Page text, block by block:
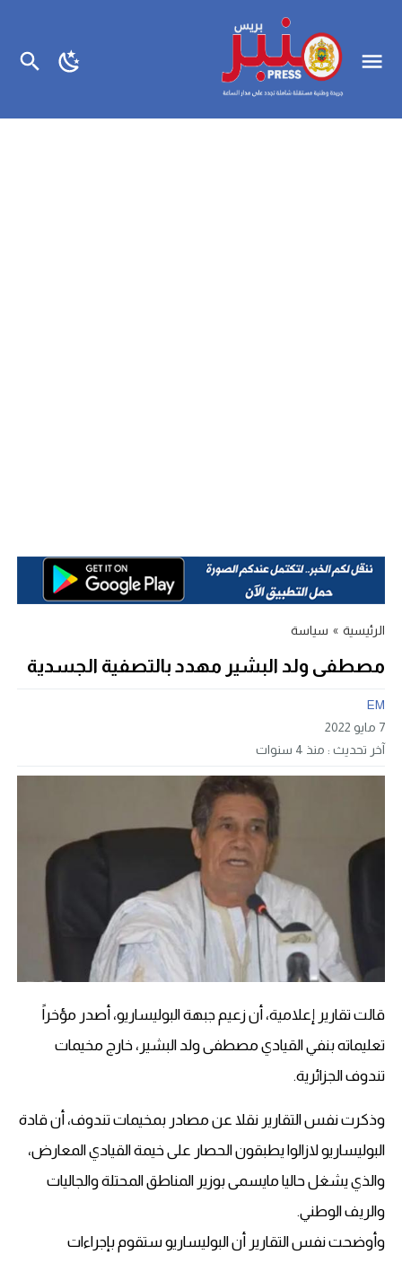
الرئيسية » سياسة
مصطفى ولد البشير مهدد بالتصفية الجسدية
EM
7 مايو 2022
آخر تحديث : منذ 4 سنوات
قالت تقارير إعلامية، أن زعيم جبهة البوليساريو، أصدر مؤخراً
تعليماته بنفي القيادي مصطفى ولد البشير، خارج مخيمات
تندوف الجزائرية.
وذكرت نفس التقارير نقلا عن مصادر بمخيمات تندوف، أن قادة
البوليساريو لازالوا يطبقون الحصار على خيمة القيادي المعارض،
والذي يشغل حاليا مايسمى بوزير المناطق المحتلة والجاليات
والريف الوطني.
وأوضحت نفس التقارير أن البوليساريو ستقوم بإجراءات